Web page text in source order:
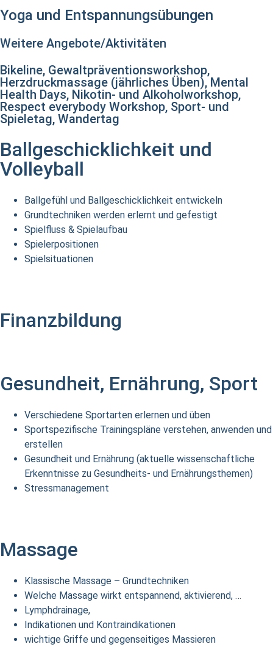
Yoga und Entspannungsübungen
Weitere Angebote/Aktivitäten
Bikeline, Gewaltpräventionsworkshop,
Herzdruckmassage (jährliches Üben), Mental
Health Days, Nikotin- und Alkoholworkshop,
Respect everybody Workshop, Sport- und
Spieletag, Wandertag
Ballgeschicklichkeit und
Volleyball
Ballgefühl und Ballgeschicklichkeit entwickeln
Grundtechniken werden erlernt und gefestigt
Spielfluss & Spielaufbau
Spielerpositionen
Spielsituationen
Finanzbildung
Gesundheit, Ernährung, Sport
Verschiedene Sportarten erlernen und üben
Sportspezifische Trainingspläne verstehen, anwenden und
erstellen
Gesundheit und Ernährung (aktuelle wissenschaftliche
Erkenntnisse zu Gesundheits- und Ernährungsthemen)
Stressmanagement
Massage
Klassische Massage – Grundtechniken
Welche Massage wirkt entspannend, aktivierend, …
Lymphdrainage,
Indikationen und Kontraindikationen
wichtige Griffe und gegenseitiges Massieren